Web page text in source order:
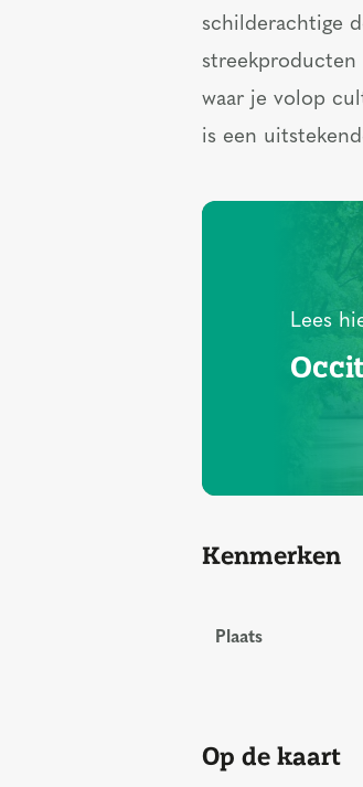
schilderachtige
streekproducten
waar je volop
is een
Lees
Kenmerken
Plaats
Op de kaart